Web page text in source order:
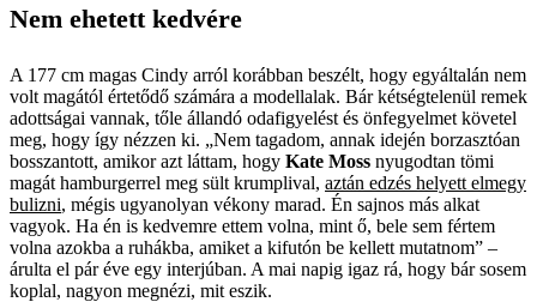
Nem ehetett kedvére
A 177 cm magas Cindy arról korábban beszélt, hogy egyáltalán nem
volt magától értetődő számára a modell­alak. Bár kétségtelenül remek
adottságai vannak, tőle állandó odafigyelést és önfegyelmet követel
meg, hogy így nézzen ki. „Nem tagadom, annak idején borzasztóan
bosszantott, amikor azt láttam, hogy Kate Moss nyugodtan tömi
magát hamburgerrel meg sült krumplival, aztán edzés helyett elmegy
bulizni, mégis ugyanolyan vékony marad. Én sajnos más alkat
vagyok. Ha én is kedvemre ettem volna, mint ő, bele sem fértem
volna azokba a ruhákba, amiket a kifutón be kellett mutatnom” –
árulta el pár éve egy interjúban. A mai napig igaz rá, hogy bár sosem
koplal, nagyon megnézi, mit eszik.